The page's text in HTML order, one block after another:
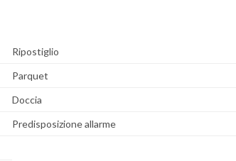
Ripostiglio
Parquet
Doccia
Predisposizione allarme